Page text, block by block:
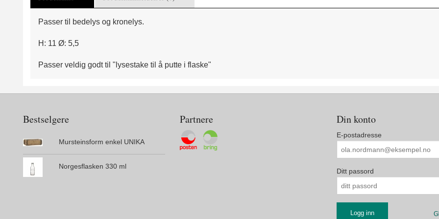
Passer til bedelys og kronelys.
H: 11 Ø: 5,5
Passer veldig godt til "lysestake til å putte i flaske"
Bestselgere
Mursteinsform enkel UNIKA
Norgesflasken 330 ml
Partnere Din konto
E-postadresse
Ditt passord